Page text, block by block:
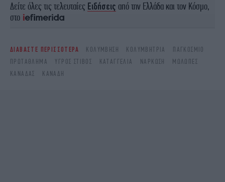
Δείτε όλες τις τελευταίες Ειδήσεις από την Ελλάδα και τον Κόσμο,
στο
ΔΙΑΒΑΣΤΕ ΠΕΡΙΣΣΟΤΕΡΑ ΚΟΛΎΜΒΗΣΗ ΚΟΛΥΜΒΉΤΡΙΑ
ΠΑΓΚΌΣΜΙΟ
ΠΡΩΤΆΘΛΗΜΑ
ΥΓΡΌΣ ΣΤΊΒΟΣ ΚΑΤΑΓΓΕΛΊΑ ΝΆΡΚΩΣΗ
ΜΏΛΩΠΕΣ
ΚΑΝΑΔΆΣ
ΚΑΝΑΔΉ